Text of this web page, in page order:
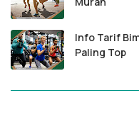
Info Tarif
Paling Top